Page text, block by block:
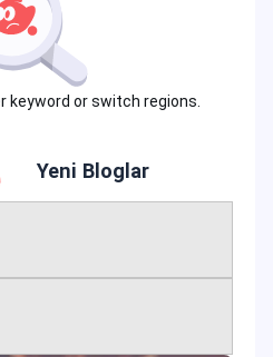
keyword or switch regions.
Yeni Bloglar